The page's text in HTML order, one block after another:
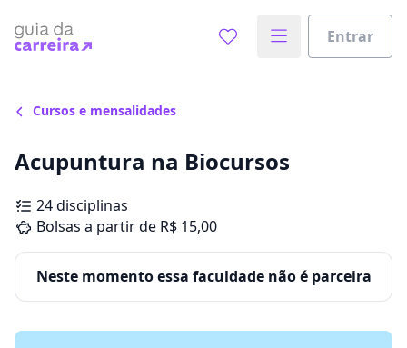
Entrar
Cursos e mensalidades
Acupuntura na Biocursos
24 disciplinas
Bolsas a partir de R$ 15,00
Neste momento essa faculdade não é parceira